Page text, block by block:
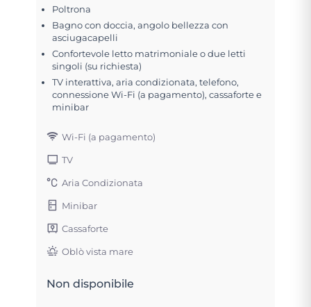
Poltrona
Bagno con doccia, angolo bellezza con
asciugacapelli
Confortevole letto matrimoniale o due letti
singoli (su richiesta)
TV interattiva, aria condizionata, telefono,
connessione Wi-Fi (a pagamento), cassaforte e
minibar
Wi-Fi (a pagamento)
TV
Aria Condizionata
Minibar
Cassaforte
Oblò vista mare
Non disponibile